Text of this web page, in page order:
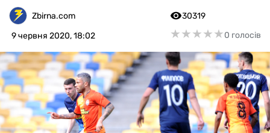
РІЗНЕ
БУКМЕКЕРИ
Zbirna.com
9 червня 2020, 18:02
30319
★★★★★
★★★★★0 голосів